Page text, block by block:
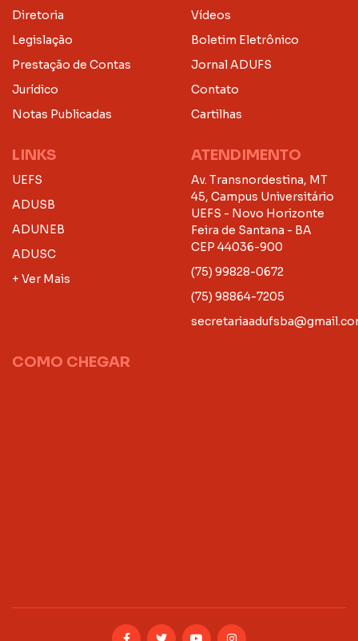
Diretoria
Legislação
Prestação de Contas
Jurídico
Notas Publicadas
Vídeos
Boletim Eletrônico
Jornal ADUFS
Contato
Cartilhas
LINKS
UEFS
ADUSB
ADUNEB
ADUSC
+ Ver Mais
COMO CHEGAR
ATENDIMENTO
Av. Transnordestina, MT
45, Campus Universitário
UEFS - Novo Horizonte
Feira de Santana - BA
CEP 44036-900
(75) 99828-0672
(75) 98864-7205